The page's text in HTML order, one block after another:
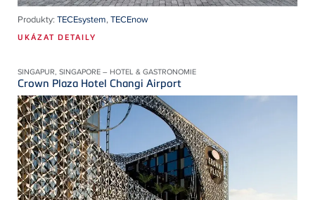
Produkty: TECEsystem,TECEnow
UKÁZAT DETAILY
SINGAPUR, SINGAPORE – HOTEL & GASTRONOMIE
Crown Plaza Hotel Changi Airport